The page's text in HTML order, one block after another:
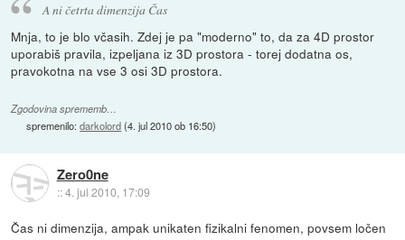
A ni četrta dimenzija Čas
Mnja, to je blo včasih. Zdej je pa "moderno" to, da za 4D prostor
uporabiš pravila, izpeljana iz 3D prostora - torej dodatna os,
pravokotna na vse 3 osi 3D prostora.
Zgodovina sprememb…
spremenilo:darkolord(4. jul 2010 ob 16:50)
Zero0ne
::4. jul 2010, 17:09
Čas ni dimenzija, ampak unikaten fizikalni fenomen, povsem ločen